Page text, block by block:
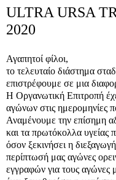
ULTRA URSA
2020
Αγαπητοί φίλοι,
το τελευταίο διάστημα
επιστρέφουμε σε μια
Η Οργανωτική Επιτροπή
αγώνων στις ημερομηνίες
Αναμένουμε την επίσημη
και τα πρωτόκολλα υγείας
όσον ξεκινήσει η
περίπτωσή μας αγώνες
εγγραφών για τους αγώνες